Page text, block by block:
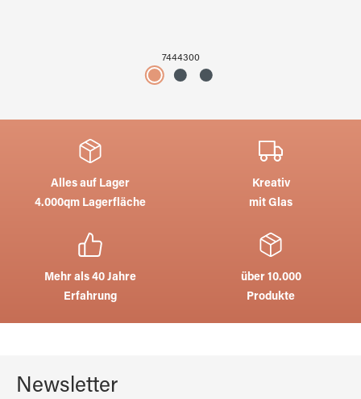
7444300
Alles auf Lager
4.000qm Lagerfläche
Kreativ
mit Glas
Mehr als 40 Jahre
Erfahrung
über 10.000
Produkte
Newsletter